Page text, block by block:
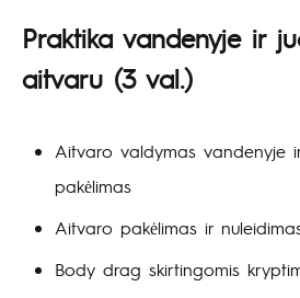
Praktika vandenyje ir
aitvaru (3 val.)
Aitvaro valdymas vandenyje
pakėlimas
Aitvaro pakėlimas ir
Body drag skirtingomis